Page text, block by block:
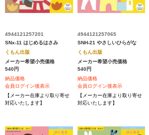
4944121257201
SNx-11 はじめるはさみ
くもん出版
メーカー希望小売価格
540円
納品価格
会員ログイン後表示
【メーカー在庫より取り寄せ
対応いたします】
4944121257065
SNH-21 やさしいひらがな
くもん出版
メーカー希望小売価格
540円
納品価格
会員ログイン後表示
【メーカー在庫より取り寄せ
対応いたします】